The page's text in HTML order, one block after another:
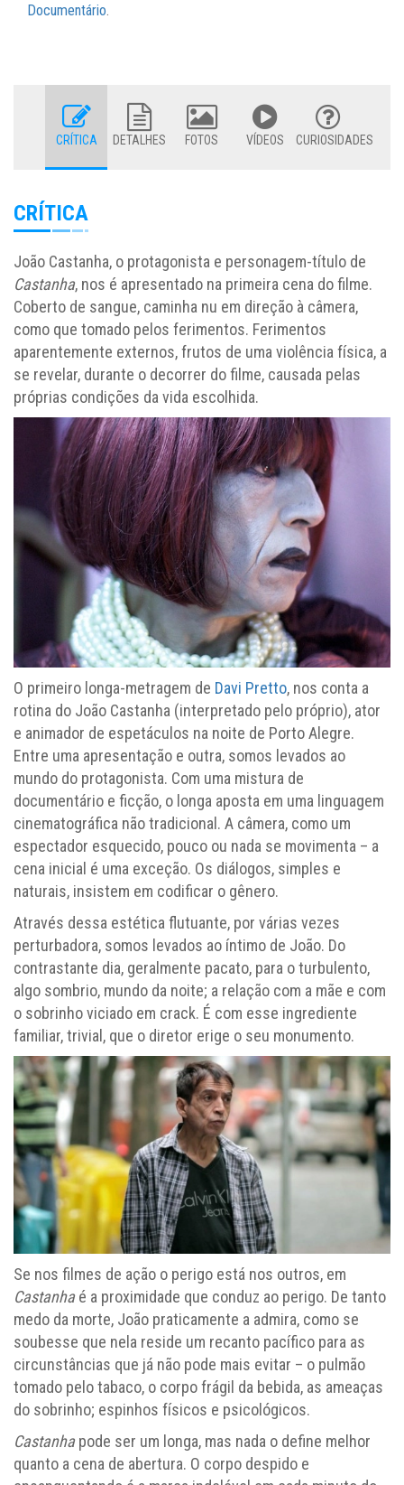
Documentário
CRÍTICA DETALHES FOTOS VÍDEOS CURIOSIDADES
CRÍTICA
João Castanha, o protagonista e personagem-título de
Castanha, nos é apresentado na primeira cena do filme.
Coberto de sangue, caminha nu em direção à câmera,
como que tomado pelos ferimentos. Ferimentos
aparentemente externos, frutos de uma violência física, a
se revelar, durante o decorrer do filme, causada pelas
próprias condições da vida escolhida.
O primeiro longa-metragem de Davi Pretto, nos conta a
rotina do João Castanha (interpretado pelo próprio), ator
e animador de espetáculos na noite de Porto Alegre.
Entre uma apresentação e outra, somos levados ao
mundo do protagonista. Com uma mistura de
documentário e ficção, o longa aposta em uma linguagem
cinematográfica não tradicional. A câmera, como um
espectador esquecido, pouco ou nada se movimenta – a
cena inicial é uma exceção. Os diálogos, simples e
naturais, insistem em codificar o gênero.
Através dessa estética flutuante, por várias vezes
perturbadora, somos levados ao íntimo de João. Do
contrastante dia, geralmente pacato, para o turbulento,
algo sombrio, mundo da noite; a relação com a mãe e com
o sobrinho viciado em crack. É com esse ingrediente
familiar, trivial, que o diretor erige o seu monumento.
Se nos filmes de ação o perigo está nos outros, em
Castanhaé a proximidade que conduz ao perigo. De tanto
medo da morte, João praticamente a admira, como se
soubesse que nela reside um recanto pacífico para as
circunstâncias que já não pode mais evitar – o pulmão
tomado pelo tabaco, o corpo frágil da bebida, as ameaças
do sobrinho; espinhos físicos e psicológicos.
Castanhapode ser um longa, mas nada o define melhor
quanto a cena de abertura. O corpo despido e